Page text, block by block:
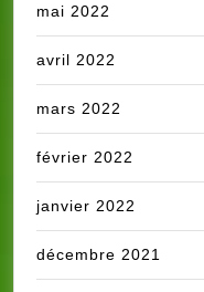
mai 2022
avril 2022
mars 2022
février 2022
janvier 2022
décembre 2021